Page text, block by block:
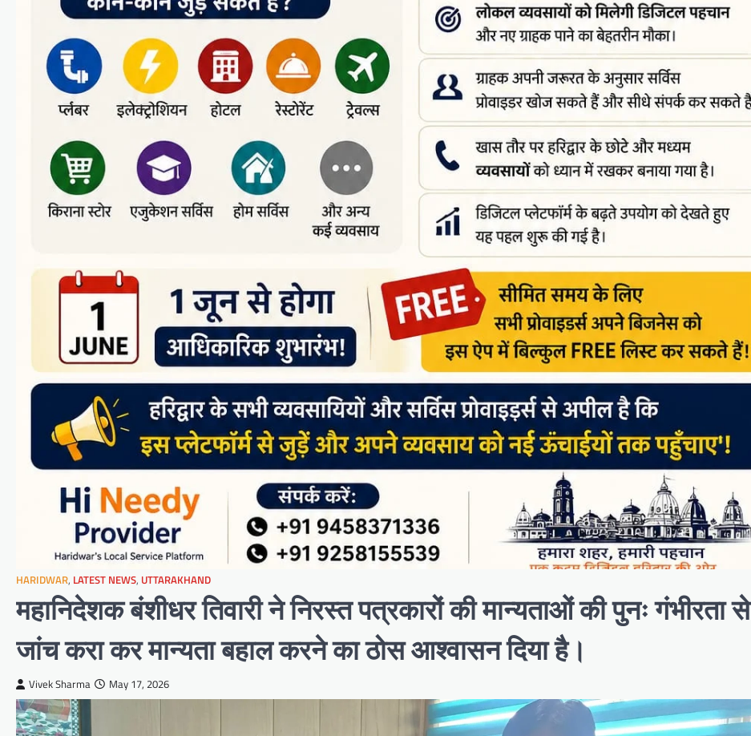
HARIDWAR, LATEST NEWS, UTTARAKHAND
महानिदेशक बंशीधर तिवारी ने निरस्त पत्रकारों की मान्यताओं की पुनः गंभीरता से
जांच करा कर मान्यता बहाल करने का ठोस आश्वासन दिया है।
Vivek Sharma May 17, 2026